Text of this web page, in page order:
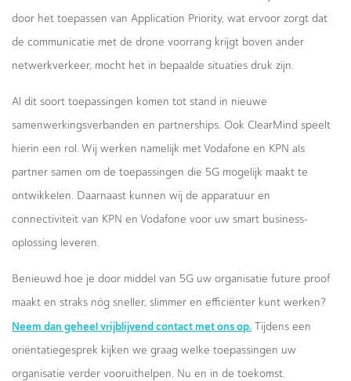
door het toepassen van Application Priority, wat ervoor zorgt dat
de communicatie met de drone voorrang krijgt boven ander
netwerkverkeer, mocht het in bepaalde situaties druk zijn.
Al dit soort toepassingen komen tot stand in nieuwe
samenwerkingsverbanden en partnerships. Ook ClearMind speelt
hierin een rol. Wij werken namelijk met Vodafone en KPN als
partner samen om de toepassingen die 5G mogelijk maakt te
ontwikkelen. Daarnaast kunnen wij de apparatuur en
connectiviteit van KPN en Vodafone voor uw smart business-
oplossing leveren.
Benieuwd hoe je door middel van 5G uw organisatie future proof
maakt en straks nóg sneller, slimmer en efficiënter kunt werken?
Neem dan geheel vrijblijvend contact met ons op. Tijdens een
oriëntatiegesprek kijken we graag welke toepassingen uw
organisatie verder vooruithelpen. Nu en in de toekomst.